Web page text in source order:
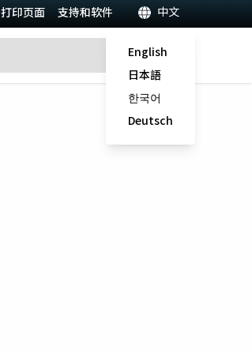
打印页面 支持和软件 中文
English
日本語
한국어
Deutsch